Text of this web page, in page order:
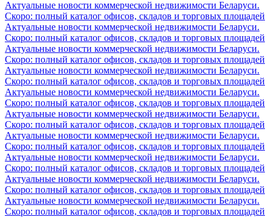
Актуальные новости коммерческой недвижимости Беларуси.
Скоро: полный каталог офисов, складов и торговых площадей
Актуальные новости коммерческой недвижимости Беларуси.
Скоро: полный каталог офисов, складов и торговых площадей
Актуальные новости коммерческой недвижимости Беларуси.
Скоро: полный каталог офисов, складов и торговых площадей
Актуальные новости коммерческой недвижимости Беларуси.
Скоро: полный каталог офисов, складов и торговых площадей
Актуальные новости коммерческой недвижимости Беларуси.
Скоро: полный каталог офисов, складов и торговых площадей
Актуальные новости коммерческой недвижимости Беларуси.
Скоро: полный каталог офисов, складов и торговых площадей
Актуальные новости коммерческой недвижимости Беларуси.
Скоро: полный каталог офисов, складов и торговых площадей
Актуальные новости коммерческой недвижимости Беларуси.
Скоро: полный каталог офисов, складов и торговых площадей
Актуальные новости коммерческой недвижимости Беларуси.
Скоро: полный каталог офисов, складов и торговых площадей
Актуальные новости коммерческой недвижимости Беларуси.
Скоро: полный каталог офисов, складов и торговых площадей